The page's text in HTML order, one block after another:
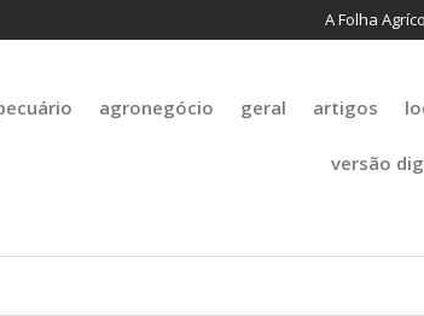
A Folha
agronegócio geral artigos
versão